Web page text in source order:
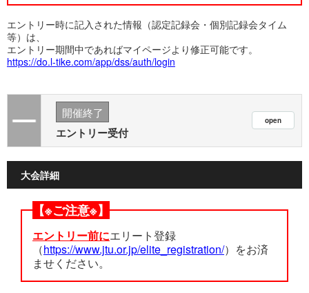
エントリー時に記入された情報（認定記録会・個別記録会タイム
等）は、
エントリー期間中であればマイページより修正可能です。
https://do.l-tike.com/app/dss/auth/login
開催終了
エントリー受付
大会詳細
【※ご注意※】
エントリー前にエリート登録
（https://www.jtu.or.jp/elite_registration/）をお済
ませください。